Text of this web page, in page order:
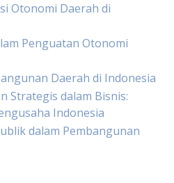
Otonomi Daerah di
Penguatan Otonomi
Daerah di Indonesia
Strategis dalam Bisnis:
Indonesia
dalam Pembangunan